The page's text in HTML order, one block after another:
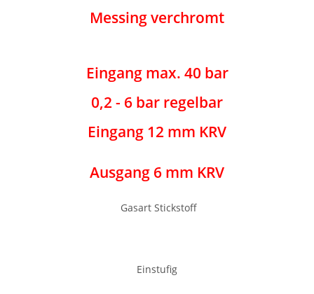
Messing verchromt
Eingang max. 40 bar
0,2 - 6 bar regelbar
Eingang 12 mm KRV
Ausgang 6 mm KRV
Gasart Stickstoff
Einstufig